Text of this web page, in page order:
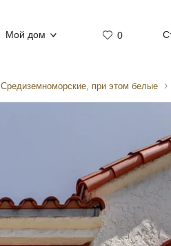
Мой дом 0
Средиземноморские, при этом белые